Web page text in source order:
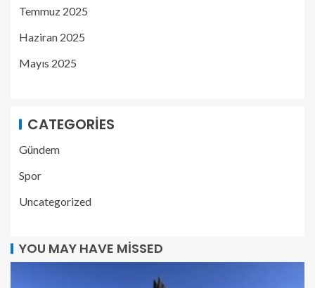
Temmuz 2025
Haziran 2025
Mayıs 2025
CATEGORIES
Gündem
Spor
Uncategorized
YOU MAY HAVE MISSED